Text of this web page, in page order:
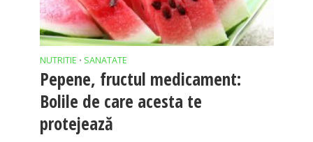
NUTRITIE • SANATATE
Pepene, fructul medicament:
Bolile de care acesta te
protejează